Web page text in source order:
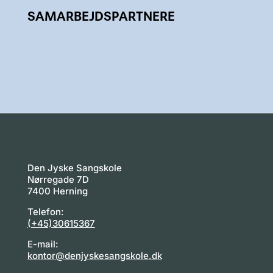
SAMARBEJDSPARTNERE
Den Jyske Sangskole
Nørregade 7D
7400 Herning
Telefon:
(+45)30615367
E-mail:
kontor@denjyskesangskole.dk